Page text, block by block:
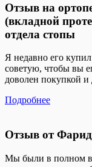
Отзыв на
(вкладной
отдела стопы
Я недавно его купил
советую, чтобы вы
доволен покупкой
Подробнее
Отзыв от
Мы были в полном